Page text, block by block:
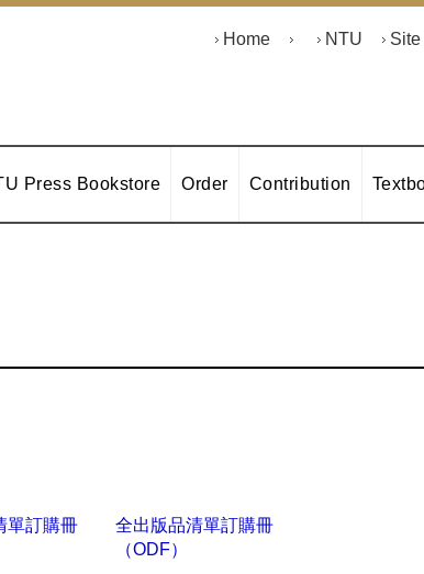
Home NTU
Press Bookstore Order Contribution
單訂購冊
全出版品清單訂購冊
（ODF）